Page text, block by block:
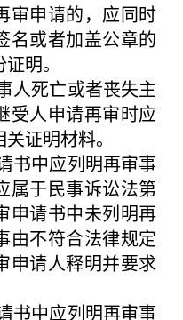
申请的，应同时
名或者加盖公章的
明。
死亡或者丧失主
受人申请再审时应
证明材料。
书中应列明再审事
属于民事诉讼法第
申请书中未列明再
由不符合法律规定
申请人释明并要求
书中应列明再审事